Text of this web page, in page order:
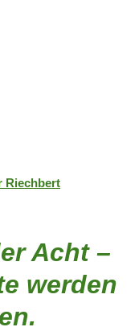
Riechbert
Acht –
werden